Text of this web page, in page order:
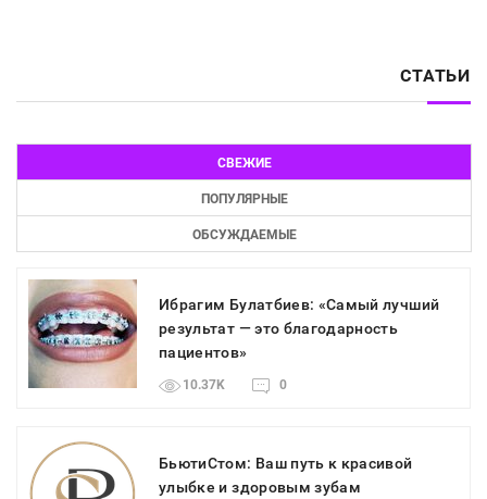
СТАТЬИ
СВЕЖИЕ
ПОПУЛЯРНЫЕ
ОБСУЖДАЕМЫЕ
Ибрагим Булатбиев: «Самый лучший
результат — это благодарность
пациентов»
10.37K 0
БьютиСтом: Ваш путь к красивой
улыбке и здоровым зубам